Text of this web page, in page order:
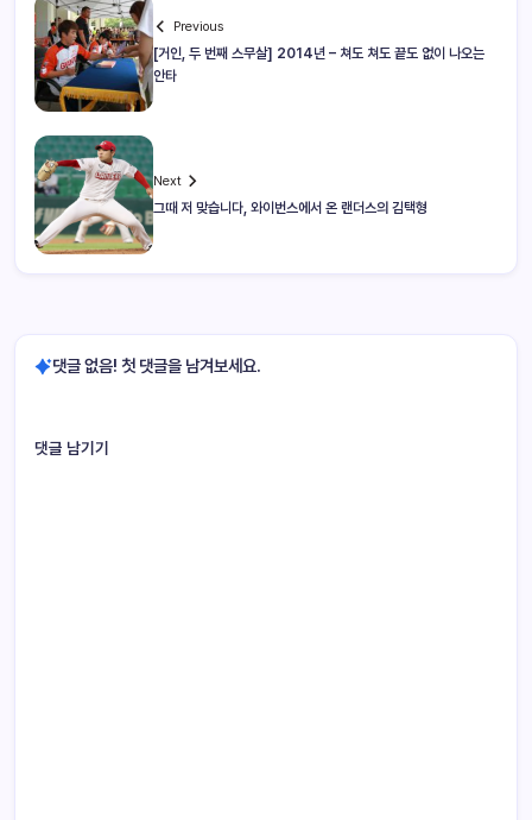
Previous
[거인, 두 번째 스무살] 2014년 – 쳐도 쳐도 끝도 없이 나오는
안타
Next
그때 저 맞습니다, 와이번스에서 온 랜더스의 김택형
댓글 없음! 첫 댓글을 남겨보세요.
댓글 남기기